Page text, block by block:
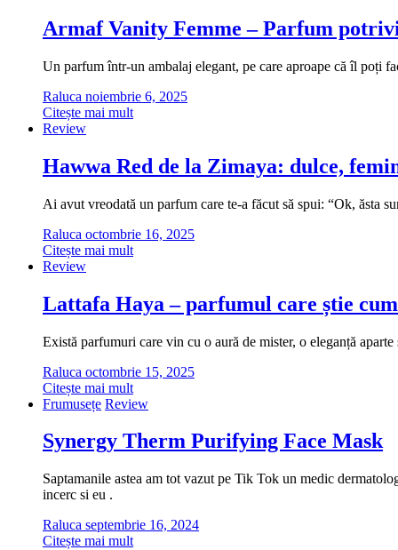
Armaf Vanity Femme – Parfum
Un parfum într-un ambalaj elegant, pe care aproape că îl poți
Raluca noiembrie 6, 2025
Citește mai mult
Review
Hawwa Red de la Zimaya: dulce,
Ai avut vreodată un parfum care te-a făcut să spui: “Ok, ăsta
Raluca octombrie 16, 2025
Citește mai mult
Review
Lattafa Haya – parfumul care știe
Există parfumuri care vin cu o aură de mister, o eleganță
Raluca octombrie 15, 2025
Citește mai mult
Frumusețe Review
Synergy Therm Purifying Face Mask
Saptamanile astea am tot vazut pe Tik Tok un medic
incerc si eu .
Raluca septembrie 16, 2024
Citește mai mult